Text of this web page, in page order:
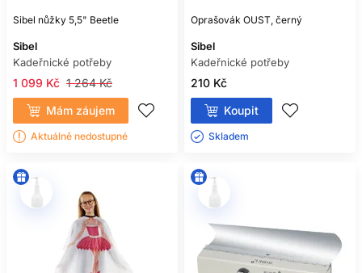
Sibel nůžky 5,5" Beetle
Sibel
Kadeřnické potřeby
1 264 Kč
1 099 Kč
Mám záujem
Aktuálně nedostupné
Oprašovák OUST, černý
Sibel
Kadeřnické potřeby
210 Kč
Koupit
Skladem ㅤ